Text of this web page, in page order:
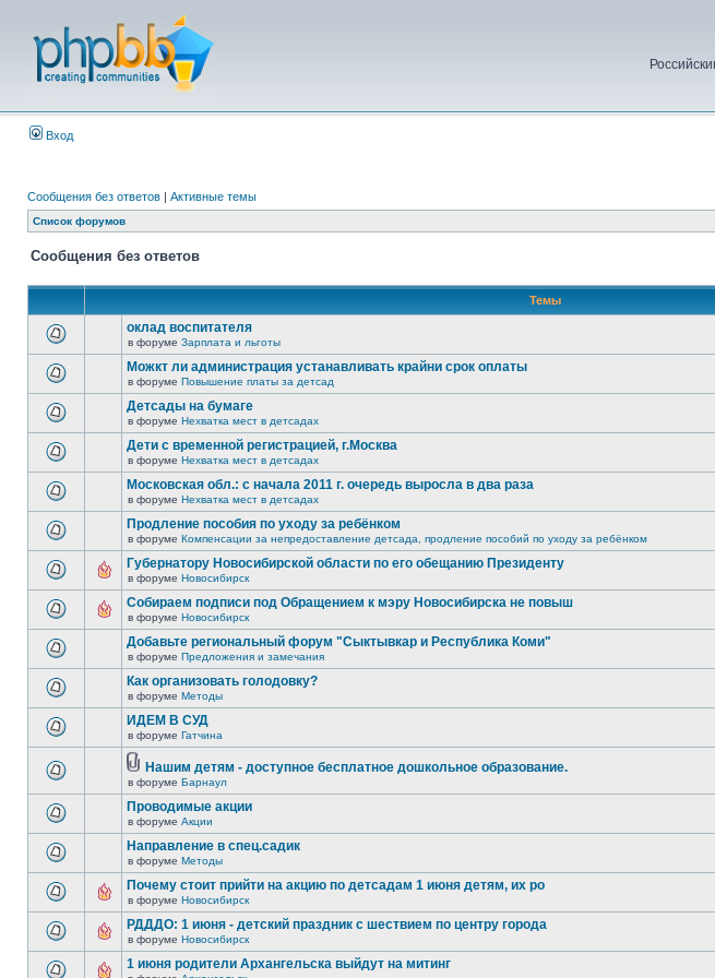
Вход
Сообщения без ответов | Активные темы
Список форумов
Сообщения без ответов
Темы
оклад воспитателя
в форуме Зарплата и льготы
Можкт ли администрация устанавливать крайни срок оплаты
в форуме Повышение платы за детсад
Детсады на бумаге
в форуме Нехватка мест в детсадах
Дети с временной регистрацией, г.Москва
в форуме Нехватка мест в детсадах
Московская обл.: с начала 2011 г. очередь выросла в два раза
в форуме Нехватка мест в детсадах
Продление пособия по уходу за ребёнком
в форуме Компенсации за непредоставление детсада, продление пособий по уходу за ребёнком
Губернатору Новосибирской области по его обещанию Президенту
в форуме Новосибирск
Собираем подписи под Обращением к мэру Новосибирска не повыш
в форуме Новосибирск
Добавьте региональный форум "Сыктывкар и Республика Коми"
в форуме Предложения и замечания
Как организовать голодовку?
в форуме Методы
ИДЕМ В СУД
в форуме Гатчина
Нашим детям - доступное бесплатное дошкольное образование.
в форуме Барнаул
Проводимые акции
в форуме Акции
Направление в спец.садик
в форуме Методы
Почему стоит прийти на акцию по детсадам 1 июня детям, их ро
в форуме Новосибирск
РДДДО: 1 июня - детский праздник с шествием по центру города
в форуме Новосибирск
1 июня родители Архангельска выйдут на митинг